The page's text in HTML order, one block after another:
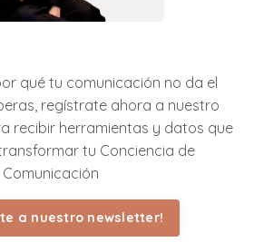
qué tu comunicación no da el
regístrate ahora a nuestro
recibir herramientas y datos que
tu Conciencia de
Comunicación
a nuestro newsletter!